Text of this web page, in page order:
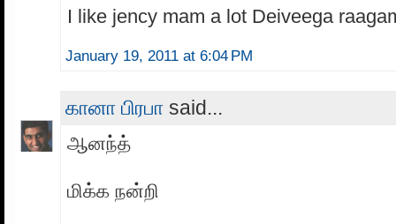
I like jency mam a lot Deiveega
January 19, 2011 at 6:04 PM
கானா பிரபா said...
ஆனந்த்
மிக்க நன்றி